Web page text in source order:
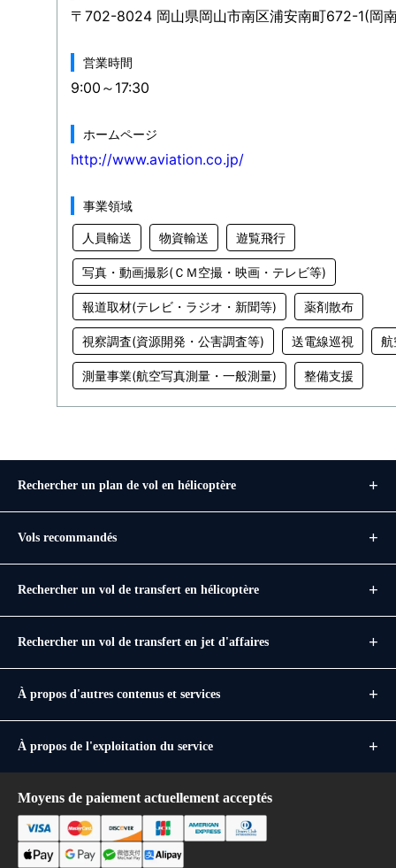
〒702-8024 岡山県岡山市南区浦安南町672-1(岡
営業時間
9:00～17:30
ホームページ
http://www.aviation.co.jp/
事業領域
人員輸送 物資輸送 遊覧飛行
写真・動画撮影(ＣＭ空撮・映画・テレビ等)
報道取材(テレビ・ラジオ・新聞等) 薬剤散布
視察調査(資源開発・公害調査等) 送電線巡視 航
測量事業(航空写真測量・一般測量) 整備支援
Rechercher un plan de vol en hélicoptère
Vols recommandés
Rechercher un vol de transfert en hélicoptère
Rechercher un vol de transfert en jet d'affaires
À propos d'autres contenus et services
À propos de l'exploitation du service
Moyens de paiement actuellement acceptés